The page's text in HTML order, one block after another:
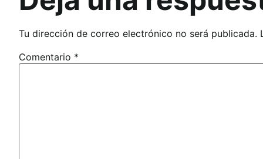
Tu dirección de correo electrónico no será publicada.
Comentario *